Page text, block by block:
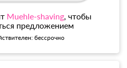
Muehle-shaving, чтобы
предложением
бессрочно